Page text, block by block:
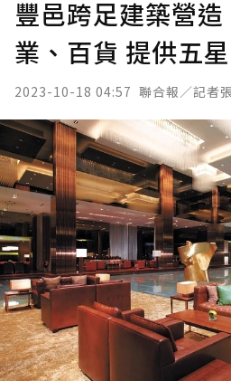
豐邑跨足建築營
業、百貨 提供五
2023-10-18 04:57 聯合報／記者